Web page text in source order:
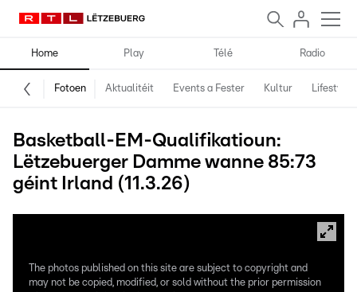
Home Play Télé Radio
Fotoen Aktualitéit Events a Fester Kultur Lifestyle
Basketball-EM-Qualifikatioun:
Lëtzebuerger Damme wanne 85:73
géint Irland (11.3.26)
The photos published on this site are subject to copyright and
may not be copied, modified, or sold without the prior permission